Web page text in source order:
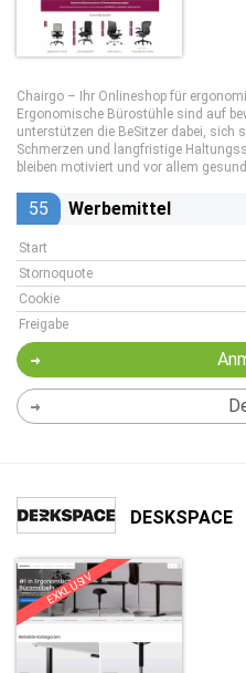
Chairgo – Ihr Onlineshop für
Ergonomische Bürostühle sind auf
unterstützen die BeSitzer dabei, sich
Schmerzen und langfristige
bleiben motiviert und vor allem
55 Werbemittel
Start
Stornoquote
Cookie
Freigabe
DESKSPACE
EXKLUSIV